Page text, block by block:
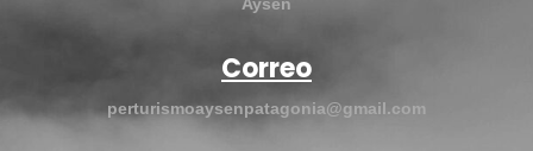
Aysén
Correo
perturismoaysenpatagonia@gmail.com